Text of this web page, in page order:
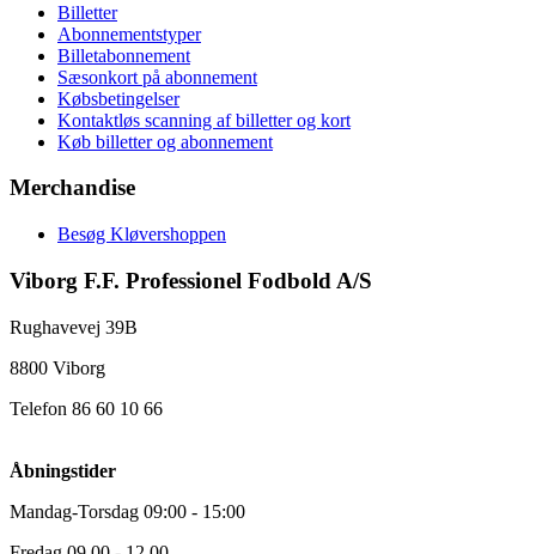
Billetter
Abonnementstyper
Billetabonnement
Sæsonkort på abonnement
Købsbetingelser
Kontaktløs scanning af billetter og kort
Køb billetter og abonnement
Merchandise
Besøg Kløvershoppen
Viborg F.F. Professionel Fodbold A/S
Rughavevej 39B
8800 Viborg
Telefon 86 60 10 66
Åbningstider
Mandag-Torsdag 09:00 - 15:00